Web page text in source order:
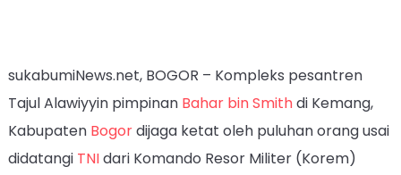
sukabumiNews.net, BOGOR – Kompleks pesantren
Tajul Alawiyyin pimpinan Bahar bin Smithdi Kemang,
Kabupaten Bogordijaga ketat oleh puluhan orang usai
didatangi TNIdari Komando Resor Militer (Korem)